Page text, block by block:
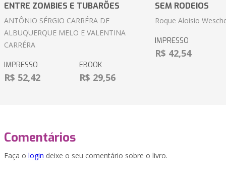
ENTRE ZOMBIES E TUBARÕES
ANTÔNIO SÉRGIO CARRÉRA DE
ALBUQUERQUE MELO E VALENTINA
CARRÉRA
IMPRESSO
R$ 52,42
EBOOK
R$ 29,56
SEM RODEIOS
Roque Aloisio
IMPRESSO
R$ 42,54
Comentários
Faça o login deixe o seu comentário sobre o livro.